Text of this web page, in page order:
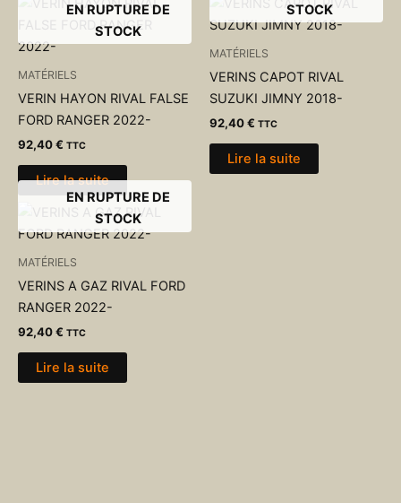
EN RUPTURE DE
STOCK
MATÉRIELS
VERIN HAYON RIVAL FALSE
FORD RANGER 2022-
92,40€ TTC
Lire la suite
STOCK
MATÉRIELS
VERINS CAPOT RIVAL
SUZUKI JIMNY 2018-
92,40€ TTC
Lire la suite
EN RUPTURE DE
STOCK
MATÉRIELS
VERINS A GAZ RIVAL FORD
RANGER 2022-
92,40€ TTC
Lire la suite